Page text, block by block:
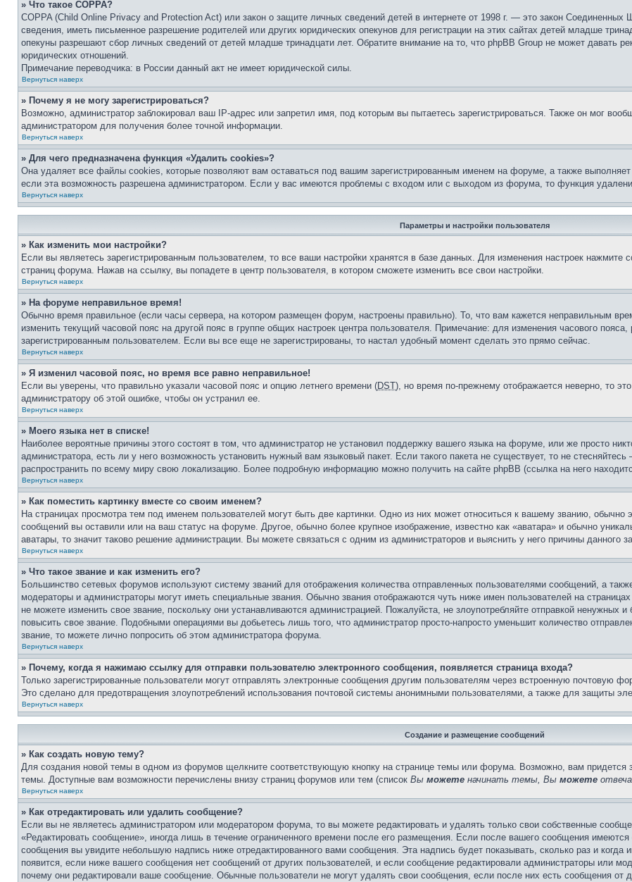
» Что такое COPPA?
COPPA (Child Online Privacy and Protection Act) или закон о защите личных сведений детей в интернете от 1998 г. — это закон
сведения, иметь письменное разрешение родителей или других юридических опекунов для регистрации на этих сайтах детей младше
опекуны разрешают сбор личных сведений от детей младше тринадцати лет. Обратите внимание на то, что phpBB Group не может давать
юридических отношений.
Примечание переводчика: в России данный акт не имеет юридической силы.
Вернуться наверх
» Почему я не могу зарегистрироваться?
Возможно, администратор заблокировал ваш IP-адрес или запретил имя, под которым вы пытаетесь зарегистрироваться. Также он мог
администратором для получения более точной информации.
Вернуться наверх
» Для чего предназначена функция «Удалить cookies»?
Она удаляет все файлы cookies, которые позволяют вам оставаться под вашим зарегистрированным именем на форуме, а также
если эта возможность разрешена администратором. Если у вас имеются проблемы с входом или с выходом из форума, то функция
Вернуться наверх
Параметры и настройки пользователя
» Как изменить мои настройки?
Если вы являетесь зарегистрированным пользователем, то все ваши настройки хранятся в базе данных. Для изменения настроек нажмите
страниц форума. Нажав на ссылку, вы попадете в центр пользователя, в котором сможете изменить все свои настройки.
Вернуться наверх
» На форуме неправильное время!
Обычно время правильное (если часы сервера, на котором размещен форум, настроены правильно). То, что вам кажется неправильным
изменить текущий часовой пояс на другой пояс в группе общих настроек центра пользователя. Примечание: для изменения часового
зарегистрированным пользователем. Если вы все еще не зарегистрированы, то настал удобный момент сделать это прямо сейчас.
Вернуться наверх
» Я изменил часовой пояс, но время все равно неправильное!
Если вы уверены, что правильно указали часовой пояс и опцию летнего времени (DST), но время по-прежнему отображается неверно, то
администратору об этой ошибке, чтобы он устранил ее.
Вернуться наверх
» Моего языка нет в списке!
Наиболее вероятные причины этого состоят в том, что администратор не установил поддержку вашего языка на форуме, или же просто
администратора, есть ли у него возможность установить нужный вам языковый пакет. Если такого пакета не существует, то не
распространить по всему миру свою локализацию. Более подробную информацию можно получить на сайте phpBB (ссылка на него
Вернуться наверх
» Как поместить картинку вместе со своим именем?
На страницах просмотра тем под именем пользователей могут быть две картинки. Одно из них может относиться к вашему званию, обычно
сообщений вы оставили или на ваш статус на форуме. Другое, обычно более крупное изображение, известно как «аватара» и обычно
аватары, то значит таково решение администрации. Вы можете связаться с одним из администраторов и выяснить у него причины данного
Вернуться наверх
» Что такое звание и как изменить его?
Большинство сетевых форумов используют систему званий для отображения количества отправленных пользователями сообщений, а
модераторы и администраторы могут иметь специальные звания. Обычно звания отображаются чуть ниже имен пользователей на
не можете изменить свое звание, поскольку они устанавливаются администрацией. Пожалуйста, не злоупотребляйте отправкой
повысить свое звание. Подобными операциями вы добьетесь лишь того, что администратор просто-напросто уменьшит количество
звание, то можете лично попросить об этом администратора форума.
Вернуться наверх
» Почему, когда я нажимаю ссылку для отправки пользователю электронного сообщения, появляется страница входа?
Только зарегистрированные пользователи могут отправлять электронные сообщения другим пользователям через встроенную почтовую
Это сделано для предотвращения злоупотреблений использования почтовой системы анонимными пользователями, а также для защиты
Вернуться наверх
Создание и размещение сообщений
» Как создать новую тему?
Для создания новой темы в одном из форумов щелкните соответствующую кнопку на странице темы или форума. Возможно, вам придется
темы. Доступные вам возможности перечислены внизу страниц форумов или тем (список Вы можете начинать темы, Вы можете
Вернуться наверх
» Как отредактировать или удалить сообщение?
Если вы не являетесь администратором или модератором форума, то вы можете редактировать и удалять только свои собственные
«Редактировать сообщение», иногда лишь в течение ограниченного времени после его размещения. Если после вашего сообщения
сообщения вы увидите небольшую надпись ниже отредактированного вами сообщения. Эта надпись будет показывать, сколько раз и
появится, если ниже вашего сообщения нет сообщений от других пользователей, и если сообщение редактировали администраторы или
почему они редактировали ваше сообщение. Обычные пользователи не могут удалять свои сообщения, если после них есть сообщения от